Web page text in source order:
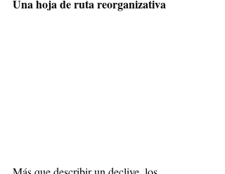
Una hoja de ruta reorganizativa